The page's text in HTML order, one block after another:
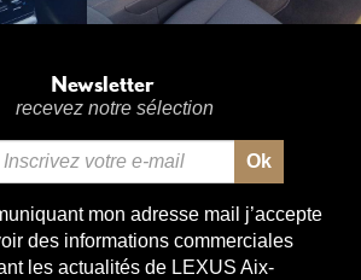
Newsletter
recevez notre sélection
mon adresse mail j’accepte
des informations commerciales
les actualités de LEXUS Aix-
Ok